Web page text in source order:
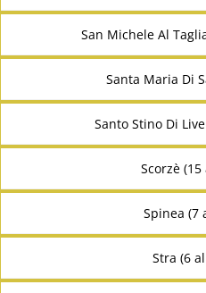
San Michele Al
Santa Maria Di
Santo Stino Di
Scorzè
Spinea (7
Stra (6